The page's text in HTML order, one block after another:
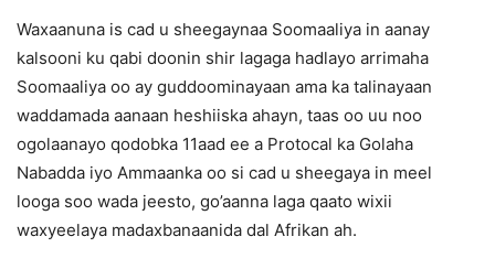
Waxaanuna is cad u sheegaynaa Soomaaliya in aanay
kalsooni ku qabi doonin shir lagaga hadlayo arrimaha
Soomaaliya oo ay guddoominayaan ama ka talinayaan
waddamada aanaan heshiiska ahayn, taas oo uu noo
ogolaanayo qodobka 11aad ee a Protocal ka Golaha
Nabadda iyo Ammaanka oo si cad u sheegaya in meel
looga soo wada jeesto, go’aanna laga qaato wixii
waxyeelaya madaxbanaanida dal Afrikan ah.